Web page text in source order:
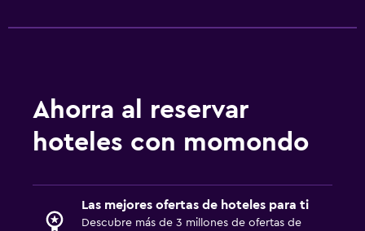
Ahorra al reservar
hoteles con momondo
Las mejores ofertas de hoteles para ti
Descubre más de 3 millones de ofertas de